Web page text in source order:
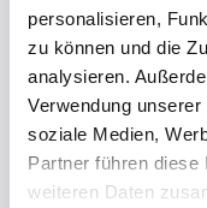
personalisieren,
zu können und die
analysieren.
Verwendung
soziale Medien,
Partner führen
weiteren Daten
By